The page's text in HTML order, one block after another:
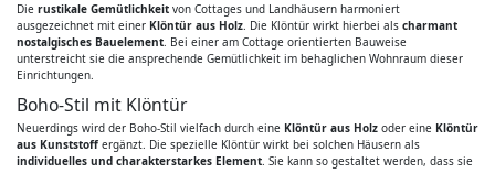
Die rustikale Gemütlichkeit von Cottages und Landhäusern harmoniert
ausgezeichnet mit einer Klöntür aus Holz. Die Klöntür wirkt hierbei als charmant
nostalgisches Bauelement. Bei einer am Cottage orientierten Bauweise
unterstreicht sie die ansprechende Gemütlichkeit im behaglichen Wohnraum dieser
Einrichtungen.
Boho-Stil mit Klöntür
Neuerdings wird der Boho-Stil vielfach durch eine Klöntür aus Holz oder eine Klöntür
aus Kunststoff ergänzt. Die spezielle Klöntür wirkt bei solchen Häusern als
individuelles und charakterstarkes Element. Sie kann so gestaltet werden, dass sie